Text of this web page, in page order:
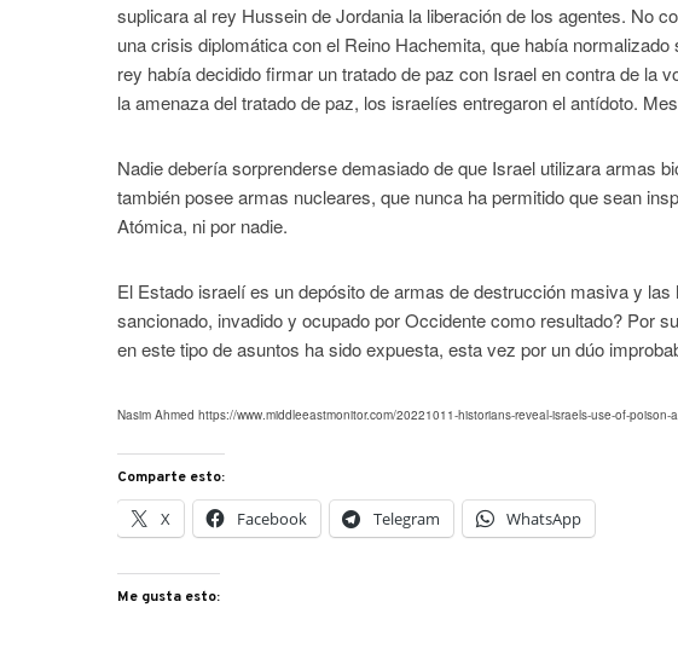
suplicara al rey Hussein de Jordania la liberación de los agentes. No
una crisis diplomática con el Reino Hachemita, que había
rey había decidido firmar un tratado de paz con Israel en contra de la
la amenaza del tratado de paz, los israelíes entregaron el antídoto.
Nadie debería sorprenderse demasiado de que Israel utilizara armas
también posee armas nucleares, que nunca ha permitido que sean
Atómica, ni por nadie.
El Estado israelí es un depósito de armas de destrucción masiva y
sancionado, invadido y ocupado por Occidente como resultado? Por
en este tipo de asuntos ha sido expuesta, esta vez por un dúo
Nasim Ahmed https://www.middleeastmonitor.com/20221011-historians-reveal-israels-use-of-poison-
Comparte esto:
X Facebook Telegram WhatsApp
Me gusta esto: